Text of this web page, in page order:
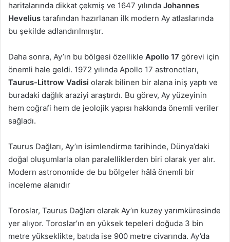
haritalarında dikkat çekmiş ve 1647 yılında Johannes
Hevelius tarafından hazırlanan ilk modern Ay atlaslarında
bu şekilde adlandırılmıştır.
Daha sonra, Ay’ın bu bölgesi özellikle Apollo 17 görevi için
önemli hale geldi. 1972 yılında Apollo 17 astronotları,
Taurus-Littrow Vadisi olarak bilinen bir alana iniş yaptı ve
buradaki dağlık araziyi araştırdı. Bu görev, Ay yüzeyinin
hem coğrafi hem de jeolojik yapısı hakkında önemli veriler
sağladı.
Taurus Dağları, Ay’ın isimlendirme tarihinde, Dünya’daki
doğal oluşumlarla olan paralelliklerden biri olarak yer alır.
Modern astronomide de bu bölgeler hâlâ önemli bir
inceleme alanıdır
Toroslar, Taurus Dağları olarak Ay’ın kuzey yarımküresinde
yer alıyor. Toroslar’ın en yüksek tepeleri doğuda 3 bin
metre yükseklikte, batıda ise 900 metre civarında. Ay’da